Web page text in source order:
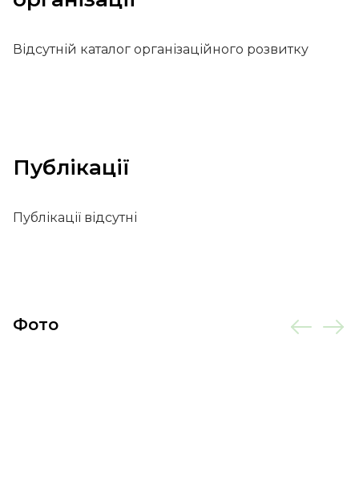
Відсутній каталог організаційного розвитку
Публікації
Публікації відсутні
Фото